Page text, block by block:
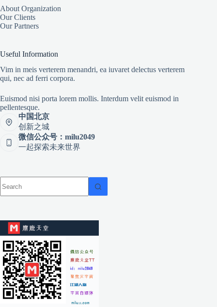
About Organization
Our Clients
Our Partners
Useful Information
Vim in meis verterem menandri, ea iuvaret delectus verterem
qui, nec ad ferri corpora.
Euismod nisi porta lorem mollis. Interdum velit euismod in
pellentesque.
中国北京
创新之城
微信公众号：milu2049
一起探索未来世界